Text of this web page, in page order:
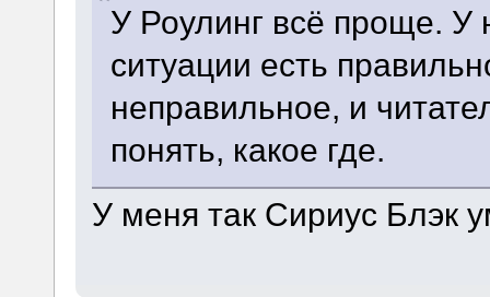
У Роулинг всё проще. У
ситуации есть
неправильное, и
понять, какое где.
У меня так Сириус Блэк